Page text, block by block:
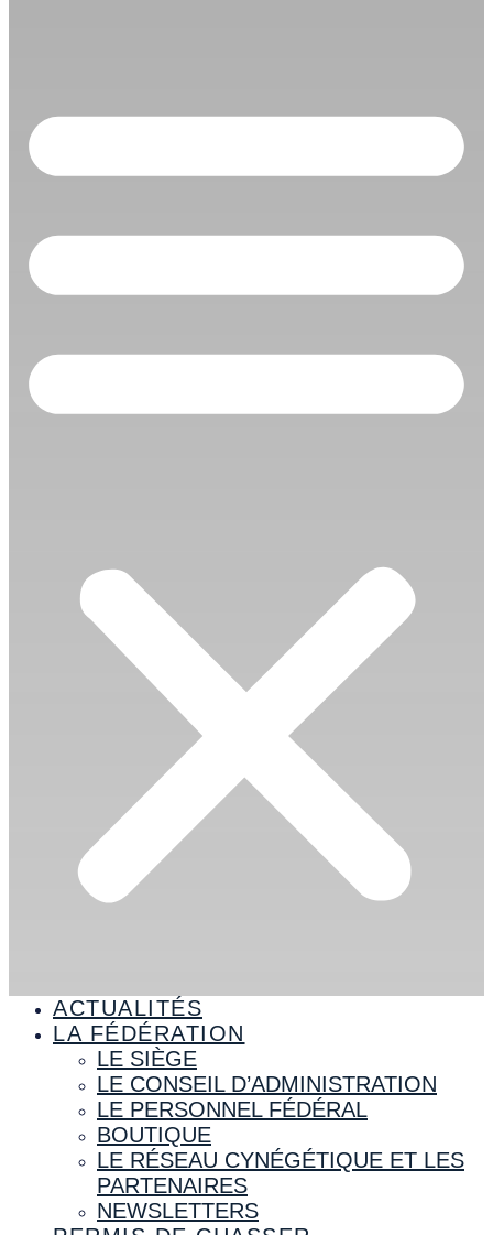
ACTUALITÉS
LA FÉDÉRATION
LE SIÈGE
LE CONSEIL D’ADMINISTRATION
LE PERSONNEL FÉDÉRAL
BOUTIQUE
LE RÉSEAU CYNÉGÉTIQUE ET LES
PARTENAIRES
NEWSLETTERS